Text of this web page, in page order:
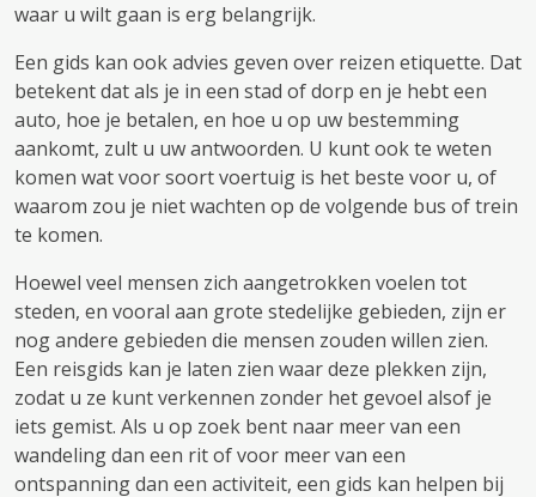
waar u wilt gaan is erg belangrijk.
Een gids kan ook advies geven over reizen etiquette. Dat
betekent dat als je in een stad of dorp en je hebt een
auto, hoe je betalen, en hoe u op uw bestemming
aankomt, zult u uw antwoorden. U kunt ook te weten
komen wat voor soort voertuig is het beste voor u, of
waarom zou je niet wachten op de volgende bus of trein
te komen.
Hoewel veel mensen zich aangetrokken voelen tot
steden, en vooral aan grote stedelijke gebieden, zijn er
nog andere gebieden die mensen zouden willen zien.
Een reisgids kan je laten zien waar deze plekken zijn,
zodat u ze kunt verkennen zonder het gevoel alsof je
iets gemist. Als u op zoek bent naar meer van een
wandeling dan een rit of voor meer van een
ontspanning dan een activiteit, een gids kan helpen bij